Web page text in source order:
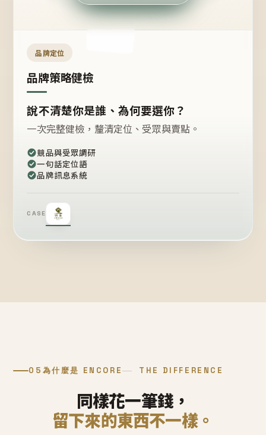
定
位
品牌定位
品牌策略健檢
說不清楚你是誰、為何要選你？
一次完整健檢，釐清定位、受眾與賣點。
競品與受眾調研
一句話定位語
品牌訊息系統
CASE
05 為什麼是 ENCORE THE DIFFERENCE
同樣花一筆錢，
留下來的東西不一樣。